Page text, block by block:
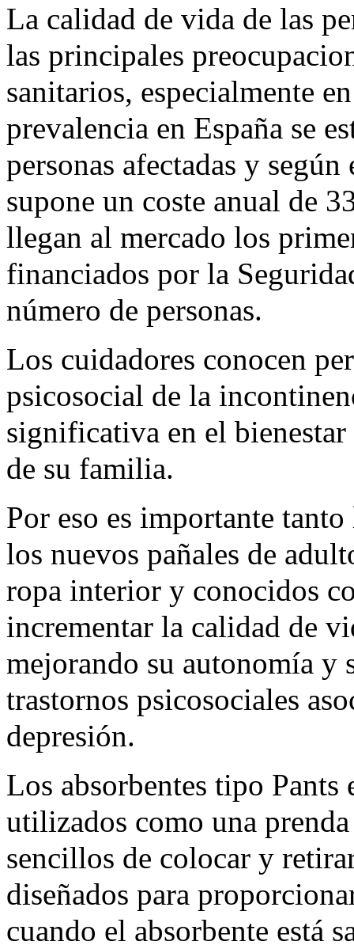
La calidad de vida de las
las principales
sanitarios, especialmente
prevalencia en España se
personas afectadas y
supone un coste anual de
llegan al mercado los
financiados por la
número de personas.
Los cuidadores conocen
psicosocial de la
significativa en el bienestar
de su familia.
Por eso es importante
los nuevos pañales de
ropa interior y conocidos
incrementar la calidad de
mejorando su autonomía y
trastornos psicosociales
depresión.
Los absorbentes tipo Pants
utilizados como una
sencillos de colocar y
diseñados para
cuando el absorbente está